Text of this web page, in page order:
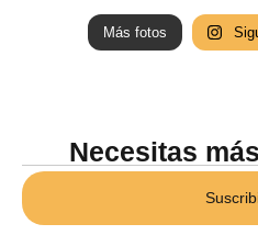
Más fotos
Necesitas